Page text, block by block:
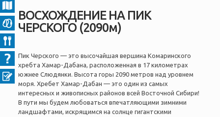
ВОСХОЖДЕНИЕ НА ПИК
ЧЕРСКОГО (2090м)
Пик Черского — это высочайшая вершина Комаринского
хребта Хамар-Дабана, расположенная в 17 километрах
южнее Слюдянки. Высота горы 2090 метров над уровнем
моря. Хребет Хамар-Дабан — это один из самых
интересных и живописных районов всей Восточной Сибири!
В пути мы будем любоваться впечатляющими зимними
ландшафтами, искрящимся на солнце гигантскими